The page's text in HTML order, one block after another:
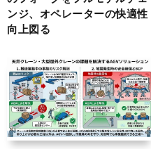
ンジ、オペレーターの快適性
向上図る